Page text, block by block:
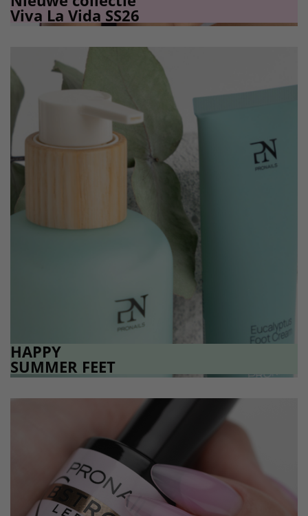
Viva La Vida SS26
HAPPY
SUMMER FEET